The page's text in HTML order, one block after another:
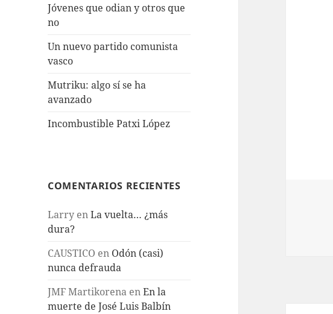
Jóvenes que odian y otros que
no
Un nuevo partido comunista
vasco
Mutriku: algo sí se ha
avanzado
Incombustible Patxi López
COMENTARIOS RECIENTES
Larry enLa vuelta… ¿más
dura?
CAUSTICO en Odón (casi)
nunca defrauda
JMF Martikorena enEn la
muerte de José Luis Balbín